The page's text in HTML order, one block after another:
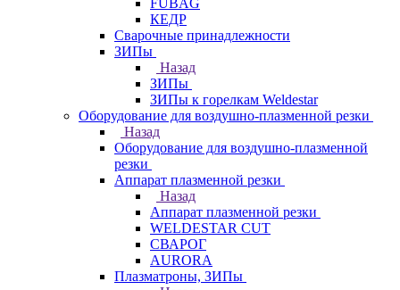
FUBAG
КЕДР
Сварочные принадлежности
ЗИПы
Назад
ЗИПы
ЗИПы к горелкам Weldestar
Оборудование для воздушно-плазменной резки
Назад
Оборудование для воздушно-плазменной
резки
Аппарат плазменной резки
Назад
Аппарат плазменной резки
WELDESTAR CUT
СВАРОГ
AURORA
Плазматроны, ЗИПы